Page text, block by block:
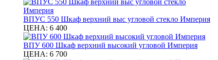
ВПУС 550 Шкаф верхний выс угловой стекло Империя
ЦЕНА: 6 400
ВПУ 600 Шкаф верхний высокий угловой Империя
ЦЕНА: 6 700